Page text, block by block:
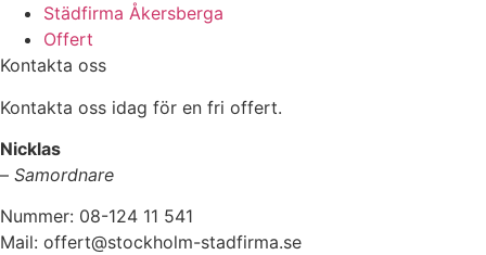
Städfirma Åkersberga
Offert
Kontakta oss
Kontakta oss idag för en fri offert.
Nicklas
– Samordnare
Nummer: 08-124 11 541
Mail: offert@stockholm-stadfirma.se